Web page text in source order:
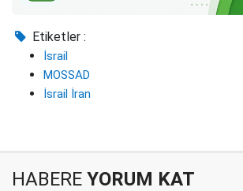
Etiketler :
İsrail
MOSSAD
İsrail İran
HABERE YORUM KAT